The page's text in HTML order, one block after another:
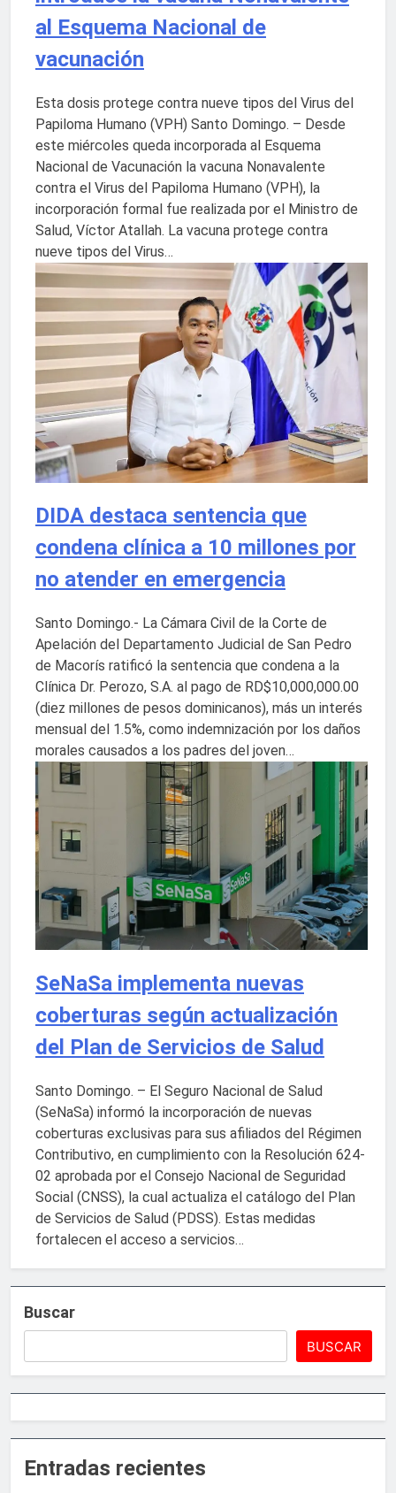
al Esquema Nacional de
vacunación
Esta dosis protege contra nueve tipos del Virus del
Papiloma Humano (VPH) Santo Domingo. – Desde
este miércoles queda incorporada al Esquema
Nacional de Vacunación la vacuna Nonavalente
contra el Virus del Papiloma Humano (VPH), la
incorporación formal fue realizada por el Ministro de
Salud, Víctor Atallah. La vacuna protege contra
nueve tipos del Virus…
DIDA destaca sentencia que
condena clínica a 10 millones por
no atender en emergencia
Santo Domingo.- La Cámara Civil de la Corte de
Apelación del Departamento Judicial de San Pedro
de Macorís ratificó la sentencia que condena a la
Clínica Dr. Perozo, S.A. al pago de RD$10,000,000.00
(diez millones de pesos dominicanos), más un interés
mensual del 1.5%, como indemnización por los daños
morales causados a los padres del joven…
SeNaSa implementa nuevas
coberturas según actualización
del Plan de Servicios de Salud
Santo Domingo. – El Seguro Nacional de Salud
(SeNaSa) informó la incorporación de nuevas
coberturas exclusivas para sus afiliados del Régimen
Contributivo, en cumplimiento con la Resolución 624-
02 aprobada por el Consejo Nacional de Seguridad
Social (CNSS), la cual actualiza el catálogo del Plan
de Servicios de Salud (PDSS). Estas medidas
fortalecen el acceso a servicios…
Buscar
BUSCAR
Entradas recientes